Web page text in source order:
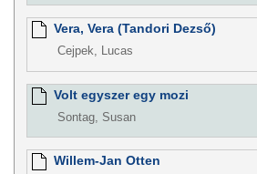
Vera, Vera (Tandori Dezső)
Cejpek, Lucas
Volt egyszer egy mozi
Sontag, Susan
Willem-Jan Otten